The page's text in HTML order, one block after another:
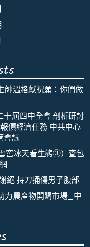
帥溫格獻祝願：你們做
十屆四中全會 剖析研討
價經濟任務 中共中心
會議
窖冰天看生態③）查包
絕 持刀捅傷男子腹部
力農產物開闢市場_中